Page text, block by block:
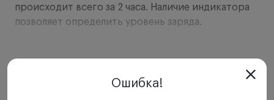
происходит всего за 2 часа. Наличие индикатора
позволяет определить уровень заряда.
50 и реостатом на шлем HC 50.
Ошибка!